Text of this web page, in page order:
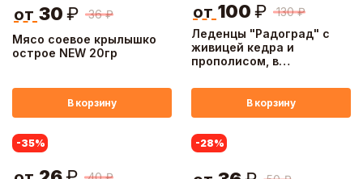
Мясо соевое крылышко
острое NEW 20гр
36 ₽
от 30 ₽
В корзину
Леденцы "Радоград" с
живицей кедра и
прополисом, в
130 ₽
от 100 ₽
В корзину
-35% -28%